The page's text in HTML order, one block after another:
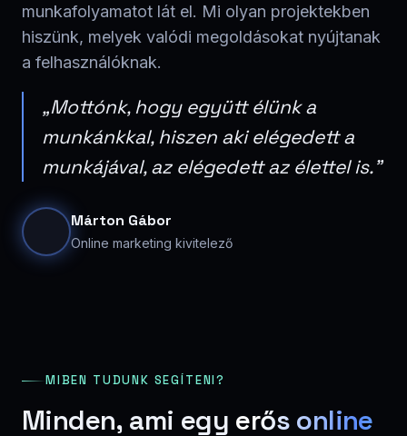
munkafolyamatot lát el. Mi olyan projektekben
hiszünk, melyek valódi megoldásokat nyújtanak
a felhasználóknak.
„Mottónk, hogy együtt élünk a
munkánkkal, hiszen aki elégedett a
munkájával, az elégedett az élettel is."
Márton Gábor
Online marketing kivitelező
MIBEN TUDUNK SEGÍTENI?
Minden, ami egy erős online